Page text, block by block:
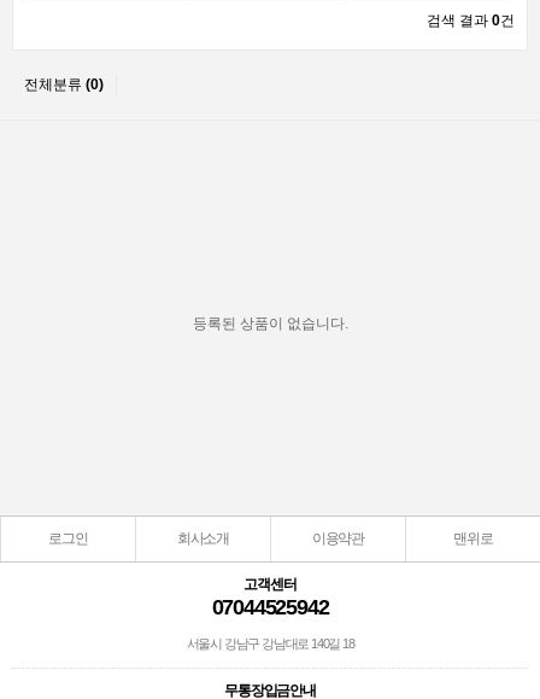
검색 결과 0건
전체분류 (0)
등록된 상품이 없습니다.
로그인 회사소개 이용약관 맨위로
고객센터
07044525942
서울시 강남구 강남대로 140길 18
무통장입금안내